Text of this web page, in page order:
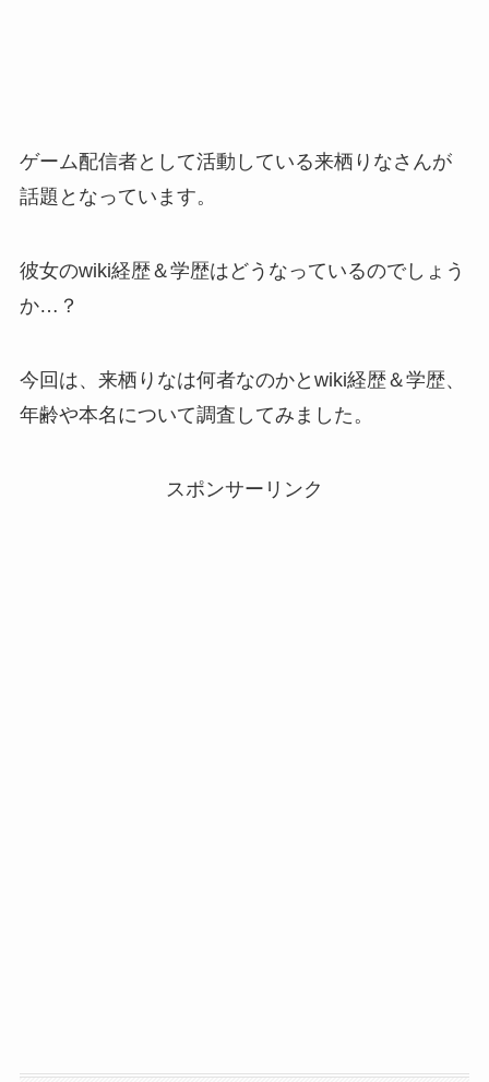
ゲーム配信者として活動している来栖りなさんが
話題となっています。
彼女のwiki経歴＆学歴はどうなっているのでしょう
か…？
今回は、来栖りなは何者なのかとwiki経歴＆学歴、
年齢や本名について調査してみました。
スポンサーリンク